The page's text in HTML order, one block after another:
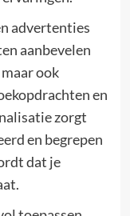
advertenties
aanbevelen
ook
en
zorgt
en begrepen
dat je